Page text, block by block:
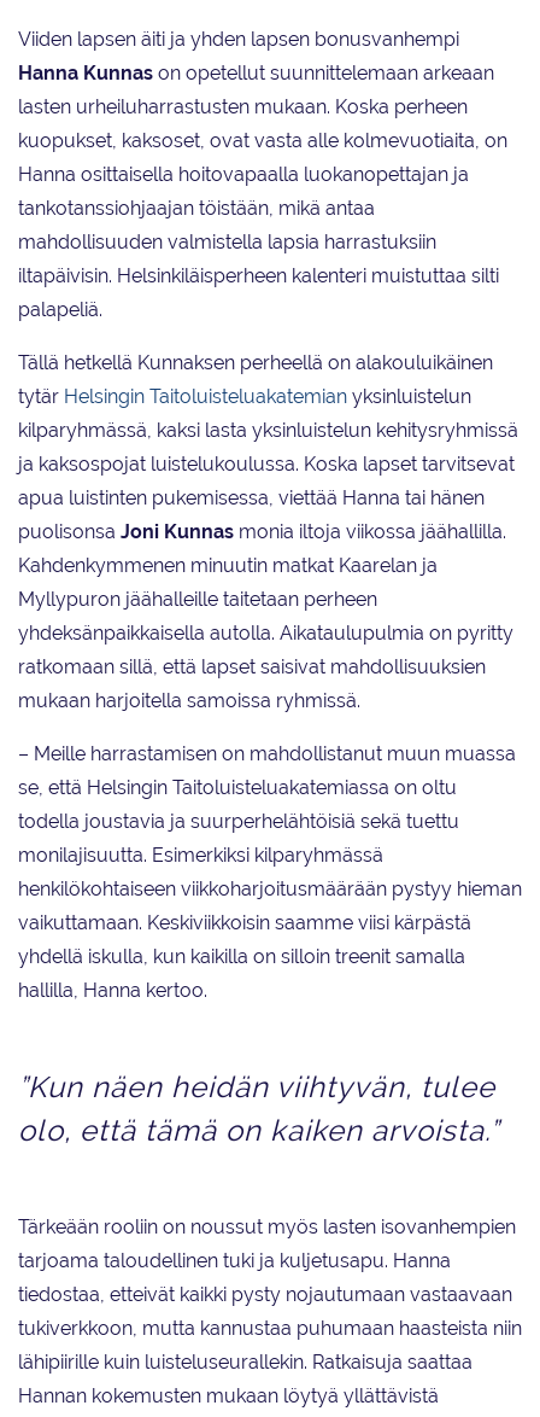
Viiden lapsen äiti ja yhden lapsen bonusvanhempi
Hanna Kunnas on opetellut suunnittelemaan arkeaan
lasten urheiluharrastusten mukaan. Koska perheen
kuopukset, kaksoset, ovat vasta alle kolmevuotiaita, on
Hanna osittaisella hoitovapaalla luokanopettajan ja
tankotanssiohjaajan töistään, mikä antaa
mahdollisuuden valmistella lapsia harrastuksiin
iltapäivisin. Helsinkiläisperheen kalenteri muistuttaa silti
palapeliä.
Tällä hetkellä Kunnaksen perheellä on alakouluikäinen
tytär Helsingin Taitoluisteluakatemian yksinluistelun
kilparyhmässä, kaksi lasta yksinluistelun kehitysryhmissä
ja kaksospojat luistelukoulussa. Koska lapset tarvitsevat
apua luistinten pukemisessa, viettää Hanna tai hänen
puolisonsa Joni Kunnas monia iltoja viikossa jäähallilla.
Kahdenkymmenen minuutin matkat Kaarelan ja
Myllypuron jäähalleille taitetaan perheen
yhdeksänpaikkaisella autolla. Aikataulupulmia on pyritty
ratkomaan sillä, että lapset saisivat mahdollisuuksien
mukaan harjoitella samoissa ryhmissä.
– Meille harrastamisen on mahdollistanut muun muassa
se, että Helsingin Taitoluisteluakatemiassa on oltu
todella joustavia ja suurperhelähtöisiä sekä tuettu
monilajisuutta. Esimerkiksi kilparyhmässä
henkilökohtaiseen viikkoharjoitusmäärään pystyy hieman
vaikuttamaan. Keskiviikkoisin saamme viisi kärpästä
yhdellä iskulla, kun kaikilla on silloin treenit samalla
hallilla, Hanna kertoo.
”Kun näen heidän viihtyvän, tulee
olo, että tämä on kaiken arvoista.”
Tärkeään rooliin on noussut myös lasten isovanhempien
tarjoama taloudellinen tuki ja kuljetusapu. Hanna
tiedostaa, etteivät kaikki pysty nojautumaan vastaavaan
tukiverkkoon, mutta kannustaa puhumaan haasteista niin
lähipiirille kuin luisteluseurallekin. Ratkaisuja saattaa
Hannan kokemusten mukaan löytyä yllättävistä